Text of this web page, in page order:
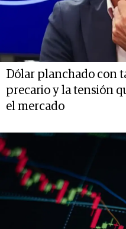
Dólar planchado con
precario y la tensión
el mercado